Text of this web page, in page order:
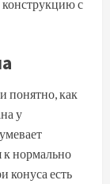
с
понятно, как
у
к нормально
конуса есть